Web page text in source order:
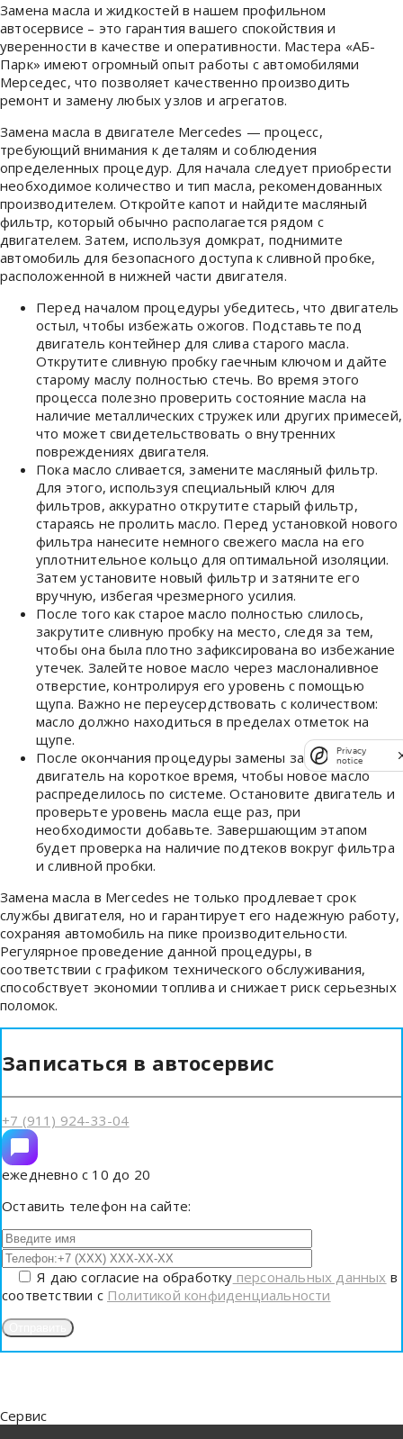
Замена масла и жидкостей в нашем профильном
автосервисе – это гарантия вашего спокойствия и
уверенности в качестве и оперативности. Мастера «АБ-
Парк» имеют огромный опыт работы с автомобилями
Мерседес, что позволяет качественно производить
ремонт и замену любых узлов и агрегатов.
Замена масла в двигателе Mercedes — процесс,
требующий внимания к деталям и соблюдения
определенных процедур. Для начала следует приобрести
необходимое количество и тип масла, рекомендованных
производителем. Откройте капот и найдите масляный
фильтр, который обычно располагается рядом с
двигателем. Затем, используя домкрат, поднимите
автомобиль для безопасного доступа к сливной пробке,
расположенной в нижней части двигателя.
Перед началом процедуры убедитесь, что двигатель
остыл, чтобы избежать ожогов. Подставьте под
двигатель контейнер для слива старого масла.
Открутите сливную пробку гаечным ключом и дайте
старому маслу полностью стечь. Во время этого
процесса полезно проверить состояние масла на
наличие металлических стружек или других примесей,
что может свидетельствовать о внутренних
повреждениях двигателя.
Пока масло сливается, замените масляный фильтр.
Для этого, используя специальный ключ для
фильтров, аккуратно открутите старый фильтр,
стараясь не пролить масло. Перед установкой нового
фильтра нанесите немного свежего масла на его
уплотнительное кольцо для оптимальной изоляции.
Затем установите новый фильтр и затяните его
вручную, избегая чрезмерного усилия.
После того как старое масло полностью слилось,
закрутите сливную пробку на место, следя за тем,
чтобы она была плотно зафиксирована во избежание
утечек. Залейте новое масло через маслоналивное
отверстие, контролируя его уровень с помощью
щупа. Важно не переусердствовать с количеством:
масло должно находиться в пределах отметок на
щупе.
После окончания процедуры замены запустите
двигатель на короткое время, чтобы новое масло
распределилось по системе. Остановите двигатель и
проверьте уровень масла еще раз, при
необходимости добавьте. Завершающим этапом
будет проверка на наличие подтеков вокруг фильтра
и сливной пробки.
Замена масла в Mercedes не только продлевает срок
службы двигателя, но и гарантирует его надежную работу,
сохраняя автомобиль на пике производительности.
Регулярное проведение данной процедуры, в
соответствии с графиком технического обслуживания,
способствует экономии топлива и снижает риск серьезных
поломок.
Записаться в автосервис
+7 (911) 924-33-04
ежедневно с 10 до 20
Оставить телефон на сайте:
Я даю согласие на обработку персональных данных в
соответствии с Политикой конфиденциальности
Сервис
Privacy
notice